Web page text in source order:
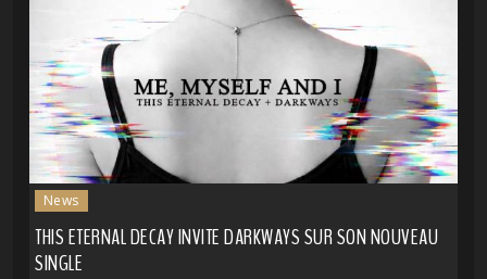
News
THIS ETERNAL DECAY INVITE DARKWAYS SUR SON NOUVEAU
SINGLE